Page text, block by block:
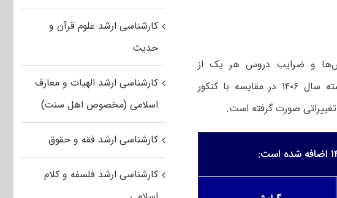
و ضرایب دروس هر یک از
مجموعه‌های امتحانی آزمون ورودی مقطع کارشناسی‌ ارشد ناپیوسته سال ۱۴۰۶ در مقایسه با کنکور
کارشناسی ارشد علوم قرآن و
حدیث
کارشناسی ارشد الهیات و معارف
اسلامی (مخصوص اهل سنت)
کارشناسی ارشد فقه و حقوق
کارشناسی ارشد فلسفه و کلام